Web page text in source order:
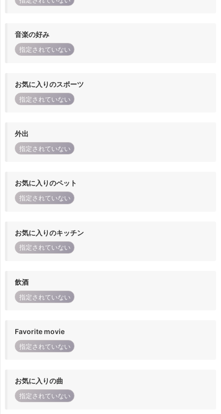
音楽の好み
指定されていない
お気に入りのスポーツ
指定されていない
外出
指定されていない
お気に入りのペット
指定されていない
お気に入りのキッチン
指定されていない
飲酒
指定されていない
Favorite movie
指定されていない
お気に入りの曲
指定されていない